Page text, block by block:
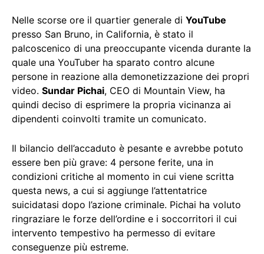
Nelle scorse ore il quartier generale di YouTube
presso San Bruno, in California, è stato il
palcoscenico di una preoccupante vicenda durante la
quale una YouTuber ha sparato contro alcune
persone in reazione alla demonetizzazione dei propri
video. Sundar Pichai, CEO di Mountain View, ha
quindi deciso di esprimere la propria vicinanza ai
dipendenti coinvolti tramite un comunicato.
Il bilancio dell’accaduto è pesante e avrebbe potuto
essere ben più grave: 4 persone ferite, una in
condizioni critiche al momento in cui viene scritta
questa news, a cui si aggiunge l’attentatrice
suicidatasi dopo l’azione criminale. Pichai ha voluto
ringraziare le forze dell’ordine e i soccorritori il cui
intervento tempestivo ha permesso di evitare
conseguenze più estreme.